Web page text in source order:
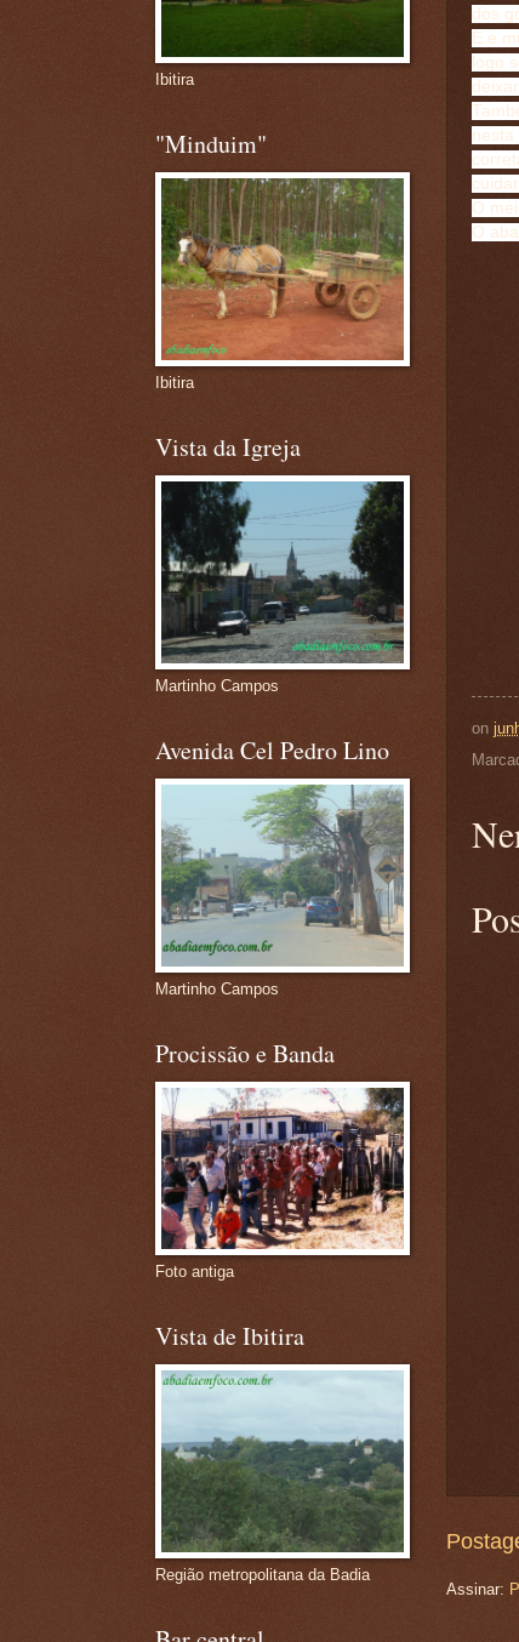
dos
E é
logo
O
O
on
Assinar:
Ibitira
"Minduim"
Ibitira
Vista da Igreja
Martinho Campos
Avenida Cel Pedro Lino
Martinho Campos
Procissão e Banda
Foto antiga
Vista de Ibitira
Região metropolitana da Badia